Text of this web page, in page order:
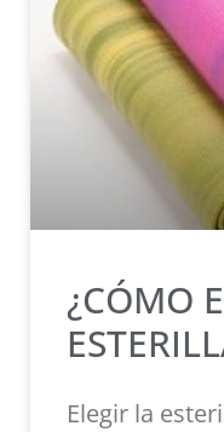
¿CÓMO
Elegir la